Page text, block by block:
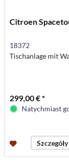
Citroen
18372
Tischanlage mit
299,00 € *
Natychmiast
Szczegóły